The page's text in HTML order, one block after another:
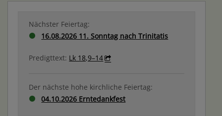
Nächster Feiertag:
16.08.2026 11. Sonntag nach Trinitatis
Predigttext: Lk 18,9–14
Der nächste hohe kirchliche Feiertag:
04.10.2026 Erntedankfest